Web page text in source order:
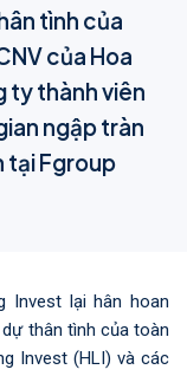
tình của
của Hoa
ty thành viên
ngập tràn
tại Fgroup
Invest lại hân hoan
thân tình của toàn
Invest (HLI) và các